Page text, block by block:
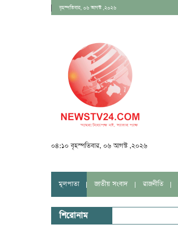
বৃহস্পতিবার, ০৬ আগস্ট ,২০২৬
০৪:১০ বৃহস্পতিবার, ০৬ আগস্ট ,২০২৬
মূলপাতা জাতীয় সংবাদ রাজনীতি
শিরোনাম